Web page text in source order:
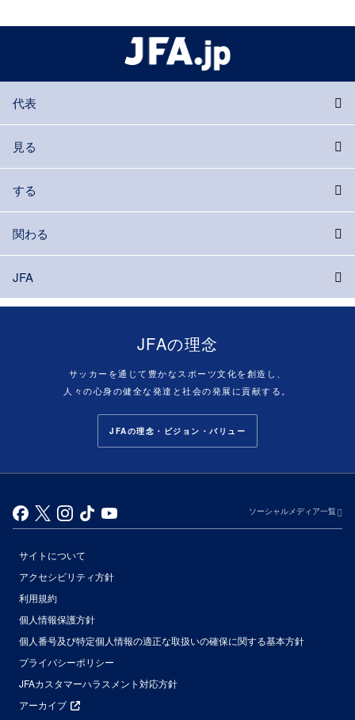
代表
見る
する
関わる
JFA
JFAの理念
サッカーを通じて豊かなスポーツ文化を創造し、
人々の心身の健全な発達と社会の発展に貢献する。
JFAの理念・ビジョン・バリュー
ソーシャルメディア一覧
サイトについて
アクセシビリティ方針
利用規約
個人情報保護方針
個人番号及び特定個人情報の適正な取扱いの確保に関する基本方針
プライバシーポリシー
JFAカスタマーハラスメント対応方針
アーカイブ